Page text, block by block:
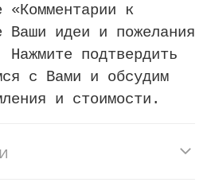
«Комментарии к
Ваши идеи и пожелания
подтвердить
с Вами и обсудим
и стоимости.